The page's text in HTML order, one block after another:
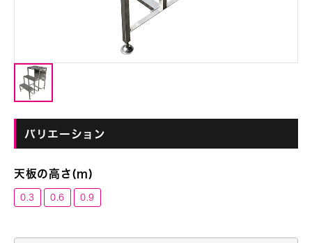
バリエーション
天板の高さ(m)
0.3 0.6 0.9